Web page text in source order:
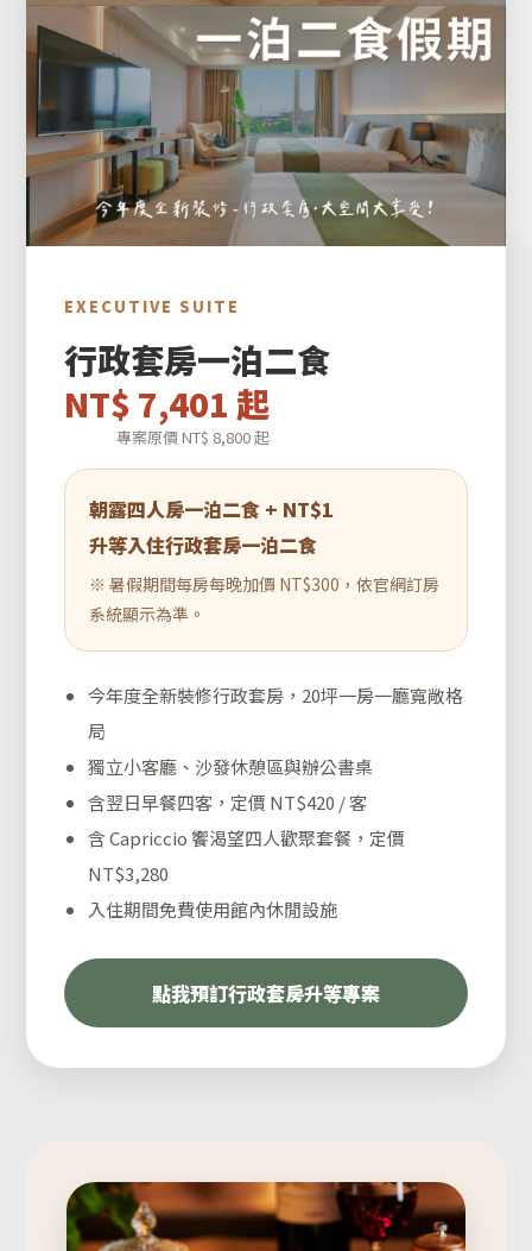
EXECUTIVE SUITE
行政套房一泊二食
NT$ 7,401 起
專案原價 NT$ 8,800 起
朝露四人房一泊二食 + NT$1
升等入住行政套房一泊二食
※ 暑假期間每房每晚加價 NT$300，依官網訂房
系統顯示為準。
今年度全新裝修行政套房，20坪一房一廳寬敞格
局
獨立小客廳、沙發休憩區與辦公書桌
含翌日早餐四客，定價 NT$420 / 客
含 Capriccio 饗渴望四人歡聚套餐，定價
NT$3,280
入住期間免費使用館內休閒設施
點我預訂行政套房升等專案